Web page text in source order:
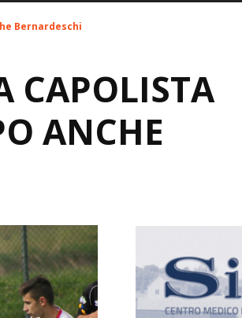
Bernardeschi
CAPOLISTA
ANCHE